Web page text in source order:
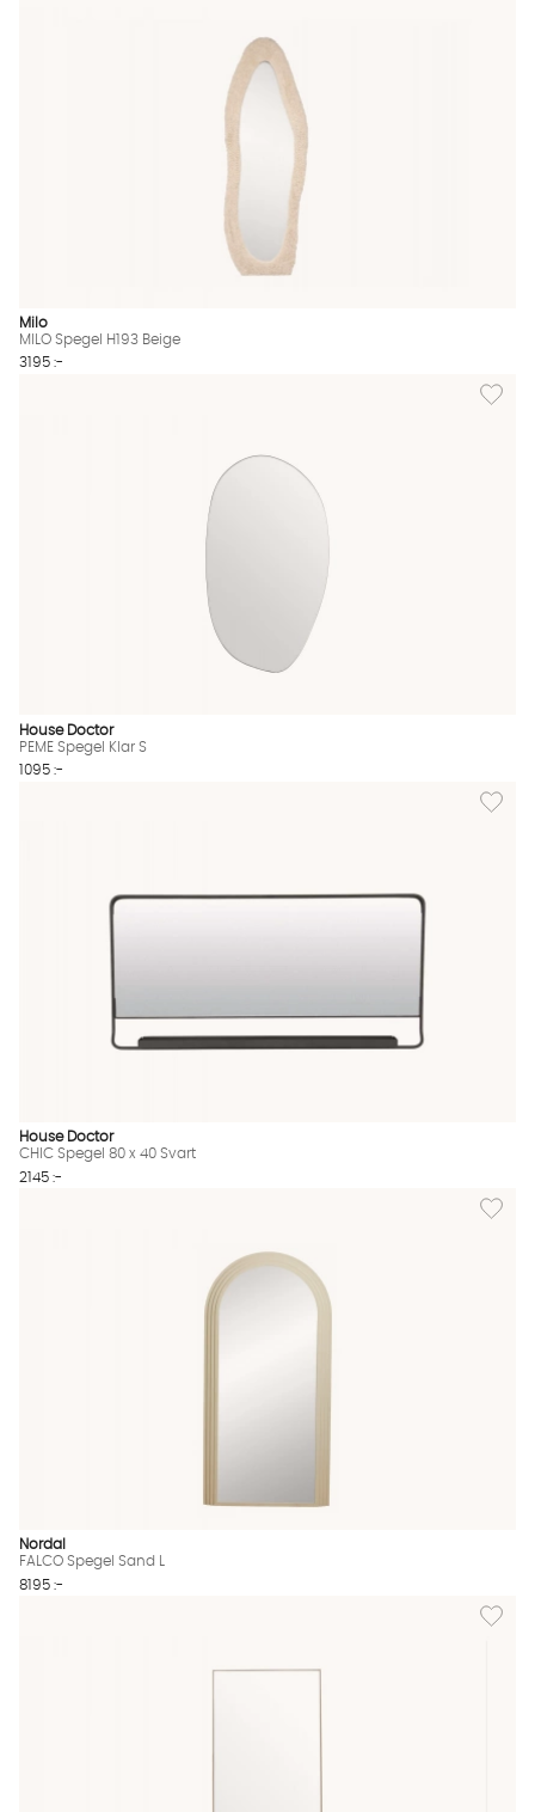
Milo
MILO Spegel H193 Beige
3195 :-
Lägg
House Doctor
PEME Spegel Klar S
1095 :-
Lägg
House Doctor
CHIC Spegel 80 x 40 Svart
2145 :-
Lägg
Nordal
FALCO Spegel Sand L
8195 :-
Lägg